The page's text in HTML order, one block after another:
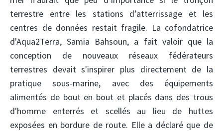
terrestre entre les stations d’atterrissage et les
centres de données restait fragile. La cofondatrice
d'Aqua2Terra, Samia Bahsoun, a fait valoir que la
conception de nouveaux réseaux fédérateurs
terrestres devait s'inspirer plus directement de la
pratique sous-marine, avec des équipements
alimentés de bout en bout et placés dans des trous
d'homme enterrés et scellés au lieu de huttes
exposées en bordure de route. Elle a déclaré que de